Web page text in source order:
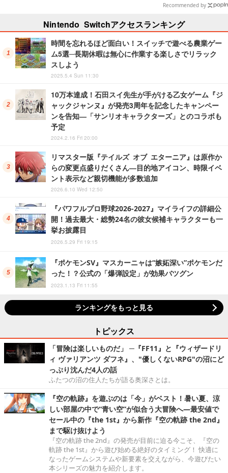
Recommended by
Nintendo Switchアクセスランキング
時間を忘れるほど面白い！スイッチで遊べる農業ゲー
ム5選─長期休暇は無心に作業する楽しさでリラック
スしよう
2025.5.4 Sun 11:30
10万本達成！石田スイ先生が手がける乙女ゲーム『ジ
ャックジャンヌ』が発売3周年を記念したキャンペー
ンを告知―「サンリオキャラクターズ」とのコラボも
予定
2024.2.16 Fri 20:00
リマスター版『テイルズ オブ エターニア』は原作か
らの変更点盛りだくさん―目的地アイコン、時限イベ
ント表示など親切機能が多数追加
2026.6.10 Wed 12:50
『パワフルプロ野球2026-2027』マイライフの詳細公
開！過去最大・総勢24名の彼女候補キャラクターも一
挙お披露目
2026.5.29 Fri 19:15
『ポケモンSV』マスカーニャは“嫉妬深い”ポケモンだ
った！？公式の「爆弾設定」が効果バツグン
2023.1.13 Fri 11:55
ランキングをもっと見る
トピックス
「冒険は楽しいものだ」 ─『FF11』と『ウィザードリ
ィ ヴァリアンツ ダフネ』、"優しくないRPG"の沼にど
っぷり沈んだ4人の話
ふたつの沼の住人たちが語る奥深さとは。
『空の軌跡』を遊ぶのは「今」がベスト！暑い夏、涼
しい部屋の中で“青い空”が似合う大冒険へ―最安値で
セール中の『the 1st』から新作『空の軌跡 the 2nd』
まで駆け抜けよう
『空の軌跡 the 2nd』の発売が目前に迫る今こそ、『空の
軌跡 the 1st』から遊び始める絶好のタイミング！ 快適に
なったゲームシステムや新要素を交えながら、今遊びたい
本シリーズの魅力を紹介します。